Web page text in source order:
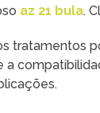
az 21 bula.
tratamentos
a